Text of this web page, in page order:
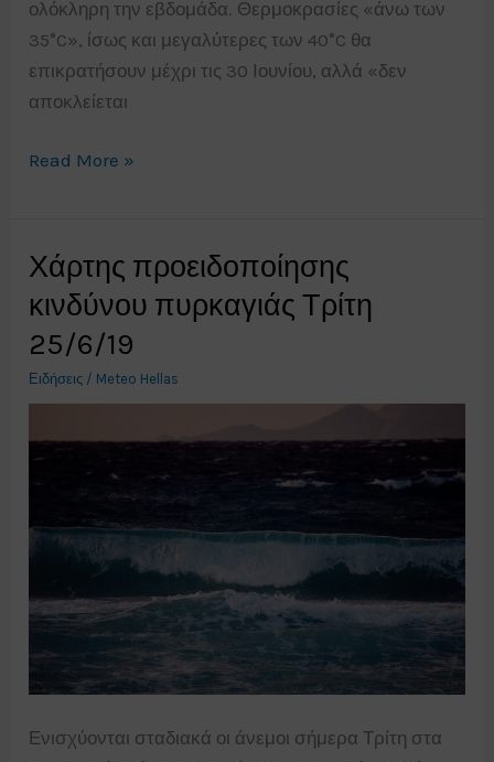
ολόκληρη την εβδομάδα. Θερμοκρασίες «άνω των
35°C», ίσως και μεγαλύτερες των 40°C θα
επικρατήσουν μέχρι τις 30 Ιουνίου, αλλά «δεν
αποκλείεται
Συναγερμός
για
τις
υψηλές
θερμοκρασίες
των
επομένων
ημερών
Read More »
Χάρτης προειδοποίησης
κινδύνου πυρκαγιάς Τρίτη
25/6/19
Ειδήσεις / Meteo Hellas
Ενισχύονται σταδιακά οι άνεμοι σήμερα Τρίτη στα